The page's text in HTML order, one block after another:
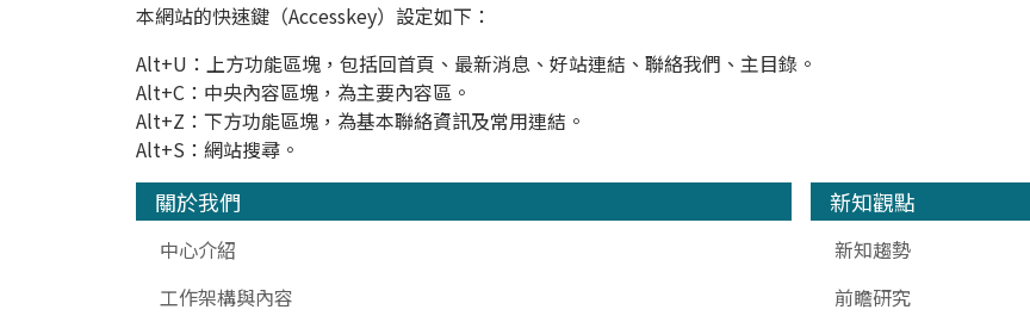
本網站的快速鍵（Accesskey）設定如下：
Alt+U：上方功能區塊，包括回首頁、最新消息、好站連結、聯絡我們、主目錄。
Alt+C：中央內容區塊，為主要內容區。
Alt+Z：下方功能區塊，為基本聯絡資訊及常用連結。
Alt+S：網站搜尋。
關於我們
中心介紹
工作架構與內容
新知觀點
新知趨勢
前瞻研究